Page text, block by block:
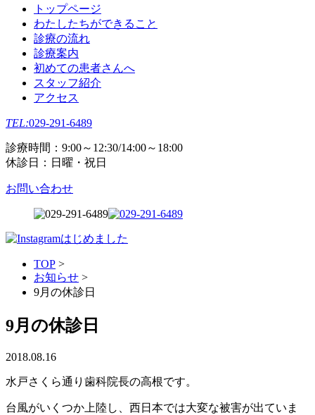
トップページ
わたしたちができること
診療の流れ
診療案内
初めての患者さんへ
スタッフ紹介
アクセス
TEL:029-291-6489
診療時間：9:00～12:30/14:00～18:00
休診日：日曜・祝日
お問い合わせ
TOP >
お知らせ >
9月の休診日
9月の休診日
2018.08.16
水戸さくら通り歯科院長の高根です。
台風がいくつか上陸し、西日本では大変な被害が出ていま